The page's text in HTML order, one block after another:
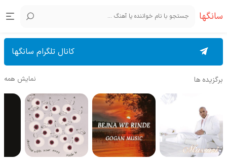
سانگها
کانال تلگرام سانگها
برگزیده ها نمایش همه